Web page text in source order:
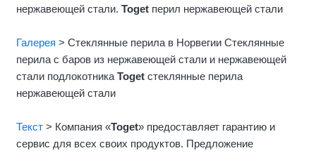
нержавеющей стали. Toget перил нержавеющей стали
Галерея > Стеклянные перила в Норвегии Стеклянные
перила с баров из нержавеющей стали и нержавеющей
стали подлокотника Toget стеклянные перила
нержавеющей стали
Текст > Компания «Toget» предоставляет гарантию и
сервис для всех своих продуктов. Предложение